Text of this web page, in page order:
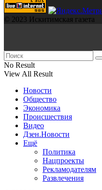
© 2023 Искитимская газета
No Result
View All Result
Новости
Общество
Экономика
Происшествия
Видео
Дзен.Новости
Ещё
Политика
Нацпроекты
Рекламодателям
Развлечения